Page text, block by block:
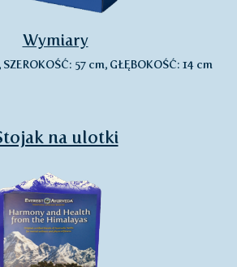
Wymiary
57 cm, GŁĘBOKOŚĆ: 14 cm
na ulotki